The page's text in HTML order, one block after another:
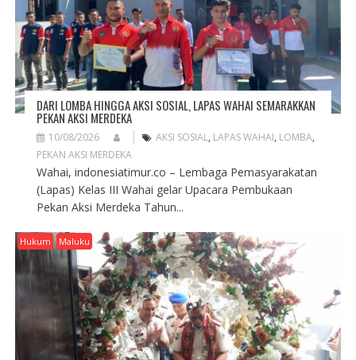
DARI LOMBA HINGGA AKSI SOSIAL, LAPAS WAHAI SEMARAKKAN
PEKAN AKSI MERDEKA
10/08/2026 AKSI SOSIAL, LAPAS WAHAI, LOMBA,
PEKAN AKSI MERDEKA
Wahai, indonesiatimur.co – Lembaga Pemasyarakatan
(Lapas) Kelas III Wahai gelar Upacara Pembukaan
Pekan Aksi Merdeka Tahun...
Hukum Maluku